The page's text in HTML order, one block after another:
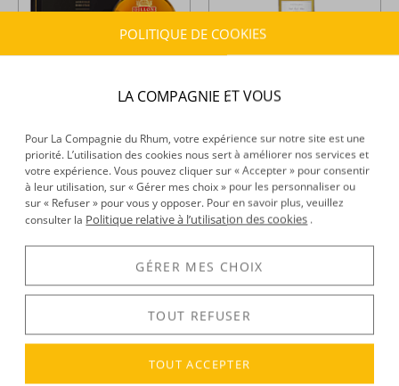
Millésime 2004 - 12 ans -
+
158,60 €TTC
L'Esprit -Rhum hors d'âge -
Clarendon 2004 - 70cl - 66,4°
198,38 €TTC
POLITIQUE DE COOKIES
LA COMPAGNIE ET VOUS
Pour La Compagnie du Rhum, votre expérience sur notre site est une
priorité. L’utilisation des cookies nous sert à améliorer nos services et
votre expérience. Vous pouvez cliquer sur « Accepter » pour consentir
à leur utilisation, sur « Gérer mes choix » pour les personnaliser ou
sur « Refuser » pour vous y opposer. Pour en savoir plus, veuillez
consulter la Politique relative à l’utilisation des cookies .
GÉRER MES CHOIX
TOUT REFUSER
TOUT ACCEPTER